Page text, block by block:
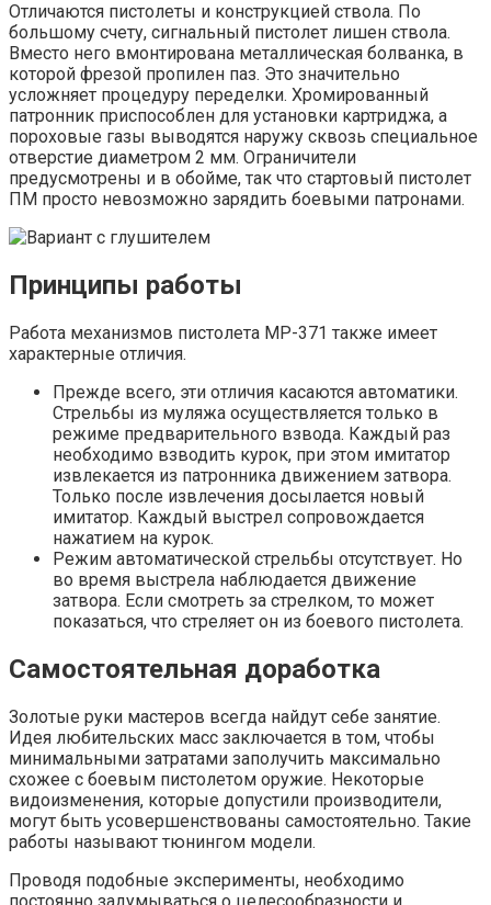
Отличаются пистолеты и конструкцией ствола. По
большому счету, сигнальный пистолет лишен ствола.
Вместо него вмонтирована металлическая болванка, в
которой фрезой пропилен паз. Это значительно
усложняет процедуру переделки. Хромированный
патронник приспособлен для установки картриджа, а
пороховые газы выводятся наружу сквозь специальное
отверстие диаметром 2 мм. Ограничители
предусмотрены и в обойме, так что стартовый пистолет
ПМ просто невозможно зарядить боевыми патронами.
Принципы работы
Работа механизмов пистолета МР-371 также имеет
характерные отличия.
Прежде всего, эти отличия касаются автоматики.
Стрельбы из муляжа осуществляется только в
режиме предварительного взвода. Каждый раз
необходимо взводить курок, при этом имитатор
извлекается из патронника движением затвора.
Только после извлечения досылается новый
имитатор. Каждый выстрел сопровождается
нажатием на курок.
Режим автоматической стрельбы отсутствует. Но
во время выстрела наблюдается движение
затвора. Если смотреть за стрелком, то может
показаться, что стреляет он из боевого пистолета.
Самостоятельная доработка
Золотые руки мастеров всегда найдут себе занятие.
Идея любительских масс заключается в том, чтобы
минимальными затратами заполучить максимально
схожее с боевым пистолетом оружие. Некоторые
видоизменения, которые допустили производители,
могут быть усовершенствованы самостоятельно. Такие
работы называют тюнингом модели.
Проводя подобные эксперименты, необходимо